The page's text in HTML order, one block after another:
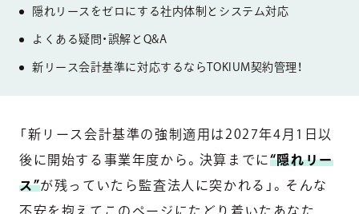
隠れリースをゼロにする社内体制とシステム対応
よくある疑問・誤解とQ&A
新リース会計基準に対応するならTOKIUM契約管理！
「新リース会計基準の強制適用は2027年4月1日以
後に開始する事業年度から。決算までに “隠れリー
ス”が残っていたら監査法人に突かれる」。そんな
不安を抱えてこのページにたどり着いたあなた